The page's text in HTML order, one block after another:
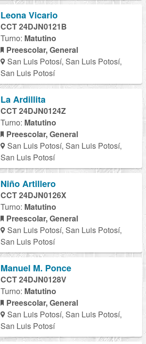
Leona Vicario
CCT 24DJN0121B
Turno: Matutino
Preescolar, General
San Luis Potosí, San Luis Potosí,
San Luis Potosí
La Ardillita
CCT 24DJN0124Z
Turno: Matutino
Preescolar, General
San Luis Potosí, San Luis Potosí,
San Luis Potosí
Niño Artillero
CCT 24DJN0126X
Turno: Matutino
Preescolar, General
San Luis Potosí, San Luis Potosí,
San Luis Potosí
Manuel M. Ponce
CCT 24DJN0128V
Turno: Matutino
Preescolar, General
San Luis Potosí, San Luis Potosí,
San Luis Potosí